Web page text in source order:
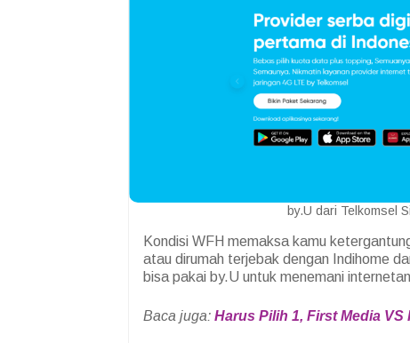
by.U dari Telkomsel
Kondisi WFH memaksa kamu
atau dirumah terjebak dengan Indihome
bisa pakai by.U untuk menemani
Baca juga: Harus Pilih 1, First Media